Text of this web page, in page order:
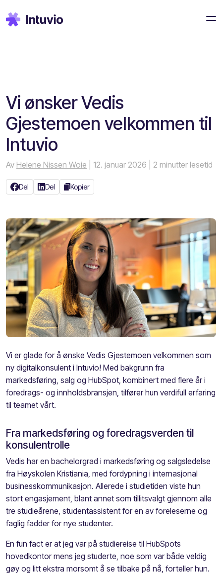
Vi ønsker Vedis
Gjestemoen velkommen til
Intuvio
Av Helene Nissen Woie | 12. januar 2026 | 2 minutter lesetid
Del Del Kopier
Vi er glade for å ønske Vedis Gjestemoen velkommen som
ny digitalkonsulent i Intuvio! Med bakgrunn fra
markedsføring, salg og HubSpot, kombinert med flere år i
foredrags- og innholdsbransjen, tilfører hun verdifull erfaring
til teamet vårt.
Fra markedsføring og foredragsverden til
konsulentrolle
Vedis har en bachelorgrad i markedsføring og salgsledelse
fra Høyskolen Kristiania, med fordypning i internasjonal
businesskommunikasjon. Allerede i studietiden viste hun
stort engasjement, blant annet som tillitsvalgt gjennom alle
tre studieårene, studentassistent for en av foreleserne og
faglig fadder for nye studenter.
En fun fact er at jeg var på studiereise til HubSpots
hovedkontor mens jeg studerte, noe som var både veldig
gøy og litt ekstra morsomt å se tilbake på nå, forteller hun.